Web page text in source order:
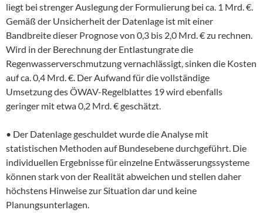
liegt bei strenger Auslegung der Formulierung bei ca. 1 Mrd. €.
Gemäß der Unsicherheit der Datenlage ist mit einer
Bandbreite dieser Prognose von 0,3 bis 2,0 Mrd. € zu rechnen.
Wird in der Berechnung der Entlastungrate die
Regenwasserverschmutzung vernachlässigt, sinken die Kosten
auf ca. 0,4 Mrd. €. Der Aufwand für die vollständige
Umsetzung des ÖWAV-Regelblattes 19 wird ebenfalls
geringer mit etwa 0,2 Mrd. € geschätzt.
• Der Datenlage geschuldet wurde die Analyse mit
statistischen Methoden auf Bundesebene durchgeführt. Die
individuellen Ergebnisse für einzelne Entwässerungssysteme
können stark von der Realität abweichen und stellen daher
höchstens Hinweise zur Situation dar und keine
Planungsunterlagen.